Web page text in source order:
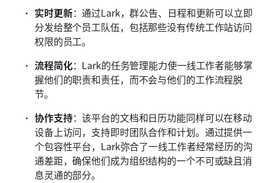
实时更新：通过Lark，群公告、日程和更新可以立即
分发给整个员工队伍，包括那些没有传统工作站访问
权限的员工。
流程简化：Lark的任务管理能力使一线工作者能够掌
握他们的职责和责任，而不会与他们的工作流程脱
节。
协作支持：该平台的文档和日历功能同样可以在移动
设备上访问，支持即时团队合作和计划。通过提供一
个包容性平台，Lark弥合了一线工作者经常经历的沟
通差距，确保他们成为组织结构的一个不可或缺且消
息灵通的部分。